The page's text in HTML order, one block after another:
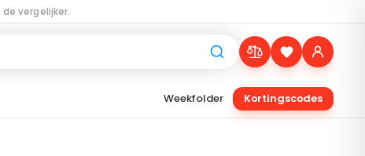
vergelijker.
Weekfolder Kortingscodes